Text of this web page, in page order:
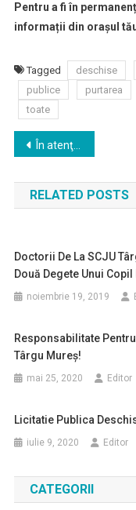
Pentru a fi în
informații din orașul
Tagged deschise
publice
purtarea
toate
Navigare
în
articole
În atenţia organizaţiilor neguvernamentale, formaţiunilor politice şi instituţiilor publice, înfiinţate conform legii, care solicită spaţii cu altă destinaţie decât aceea de locuinţe
RELATED POSTS
Doctorii De La SCJU
Două Degete Unui Copil
noiembrie 19, 2019
Responsabilitate
Târgu Mureș!
mai 25, 2020 Editor
Licitatie Publica
iulie 9, 2020 Editor
CATEGORII